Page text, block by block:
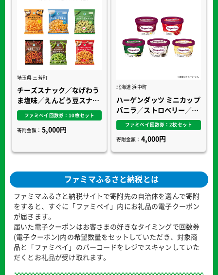
埼玉県 三芳町
チーズスナック／なげわう
ま塩味／えんどう豆スナッ
ク／超暴君ハバネロ／とり
あえず枝豆スナック／ふん
わりサクサク食感キャラメ
ファミペイ回数券：10枚セット
寄附金額： 5,000円
北海道 浜中町
ハーゲンダッツ ミニカップ
バニラ／ストロベリー／グ
リーンティー／クッキー＆
クリーム／マカデミアナッ
ツ
ファミペイ回数券：2枚セット
寄附金額： 4,000円
ファミマふるさと納税とは
ファミマふるさと納税サイトで寄附先の自治体を選んで寄附
をすると、すぐに「ファミペイ」内にお礼品の電子クーポン
が届きます。
届いた電子クーポンはお客さまの好きなタイミングで回数券
(電子クーポン)内の希望数量をセットしていただき、対象商
品と「ファミペイ」のバーコードをレジでスキャンしていた
だくとお礼品が受け取れます。